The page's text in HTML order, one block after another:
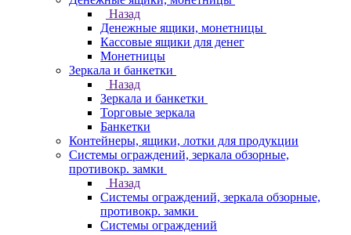
Назад
Денежные ящики, монетницы
Кассовые ящики для денег
Монетницы
Зеркала и банкетки
Назад
Зеркала и банкетки
Торговые зеркала
Банкетки
Контейнеры, ящики, лотки для продукции
Системы ограждений, зеркала обзорные,
противокр. замки
Назад
Системы ограждений, зеркала обзорные,
противокр. замки
Системы ограждений